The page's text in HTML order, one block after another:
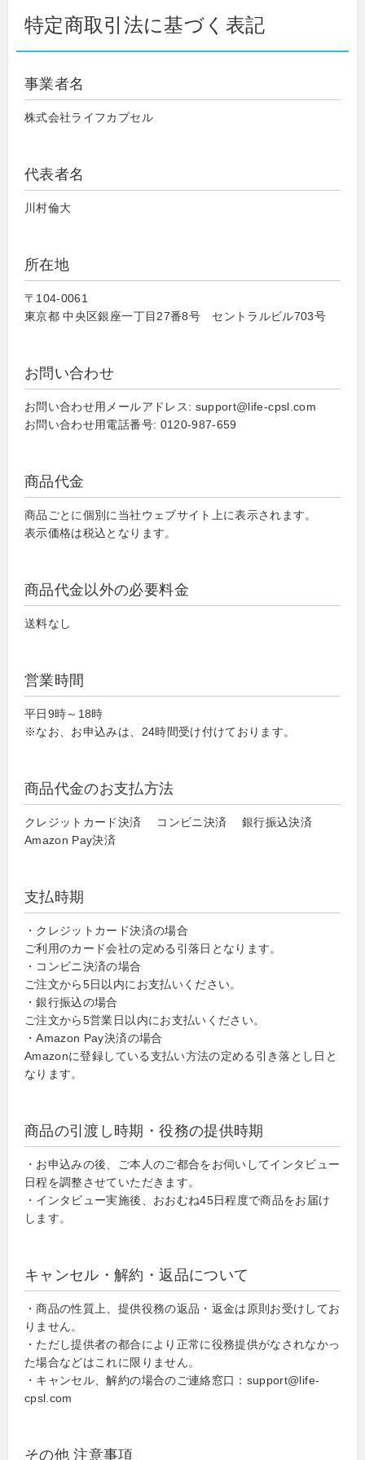
特定商取引法に基づく表記
事業者名
株式会社ライフカプセル
代表者名
川村倫大
所在地
〒104-0061
東京都 中央区銀座一丁目27番8号 セントラルビル703号
お問い合わせ
お問い合わせ用メールアドレス: support@life-cpsl.com
お問い合わせ用電話番号: 0120-987-659
商品代金
商品ごとに個別に当社ウェブサイト上に表示されます。
表示価格は税込となります。
商品代金以外の必要料金
送料なし
営業時間
平日9時～18時
※なお、お申込みは、24時間受け付けております。
商品代金のお支払方法
クレジットカード決済 コンビニ決済 銀行振込決済
Amazon Pay決済
支払時期
・クレジットカード決済の場合
ご利用のカード会社の定める引落日となります。
・コンビニ決済の場合
ご注文から5日以内にお支払いください。
・銀行振込の場合
ご注文から5営業日以内にお支払いください。
・Amazon Pay決済の場合
Amazonに登録している支払い方法の定める引き落とし日と
なります。
商品の引渡し時期・役務の提供時期
・お申込みの後、ご本人のご都合をお伺いしてインタビュー
日程を調整させていただきます。
・インタビュー実施後、おおむね45日程度で商品をお届け
します。
キャンセル・解約・返品について
・商品の性質上、提供役務の返品・返金は原則お受けしてお
りません。
・ただし提供者の都合により正常に役務提供がなされなかっ
た場合などはこれに限りません。
・キャンセル、解約の場合のご連絡窓口：support@life-
cpsl.com
その他 注意事項